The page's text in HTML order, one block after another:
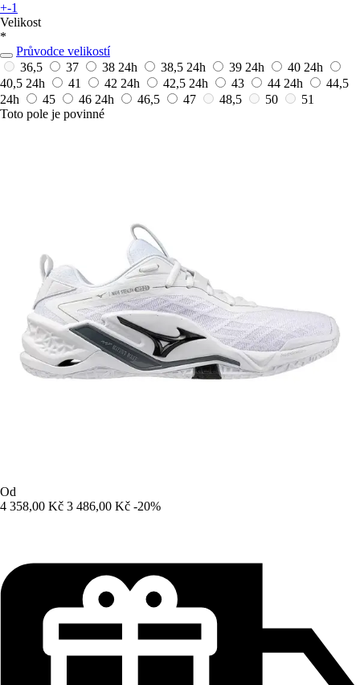
+-1
Velikost
*
Průvodce velikostí
36,5
37 38 24h 38,5 24h 39 24h 40 24h
40,5 24h 41 42 24h 42,5 24h 43 44 24h
44,5
24h
45 46 24h 46,5 47 48,5 50
51
Toto pole je povinné
Od
4 358,00 Kč 3 486,00 Kč -20%